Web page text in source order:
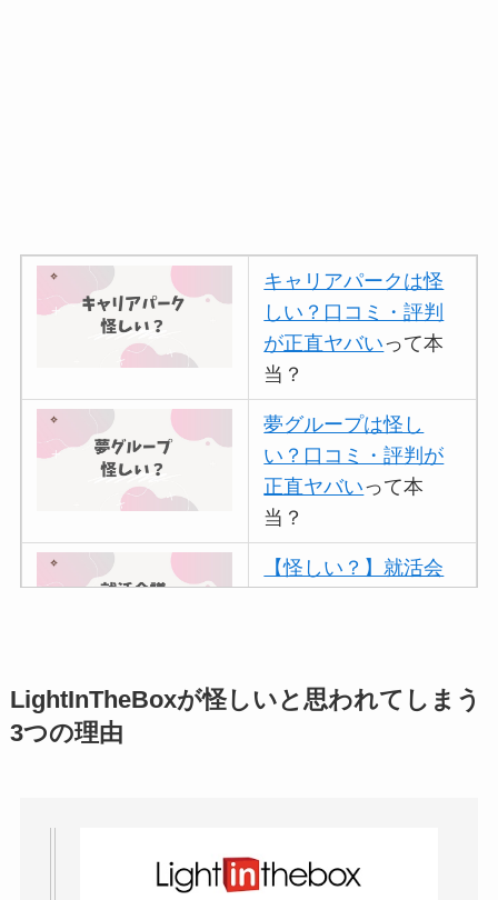
キャリアパークは怪
しい？口コミ・評判
が正直ヤバいって本
当？
夢グループは怪し
い？口コミ・評判が
正直ヤバいって本
当？
【怪しい？】就活会
アトムクリニックは
ータバンクの口コ
LightInTheBoxが怪しいと思われてしまう
3つの理由